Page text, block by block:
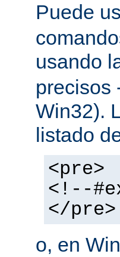
Puede
usando
precisos
Win32).
listado
<pre>
<!--
</pre>
o, en